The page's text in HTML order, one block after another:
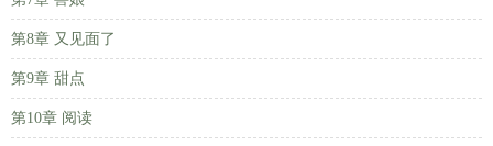
第8章 又见面了
第9章 甜点
第10章 阅读